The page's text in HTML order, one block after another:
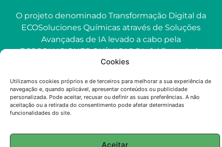
Cookies
Utilizamos cookies próprios e de terceiros para melhorar a sua experiência de
navegação e, quando aplicável, apresentar conteúdos ou publicidade
personalizada. Pode aceitar, recusar ou definir as suas preferências. A não
aceitação ou a retirada do consentimento pode afetar determinadas
funcionalidades do site.
Aceitar
O projeto denominado Transformação Digital da
ECOSoluciones Químicas através de Soluções
Avançadas de IA levado a cabo pela
ECOSOLUCIONES QUÍMICAS S.L. foi financiado
pela União Europeia-NextGenerationEU no
para a utilização da Inteligência Artificial (IA)
aplicada à indústria na Comunidade de Madrid.